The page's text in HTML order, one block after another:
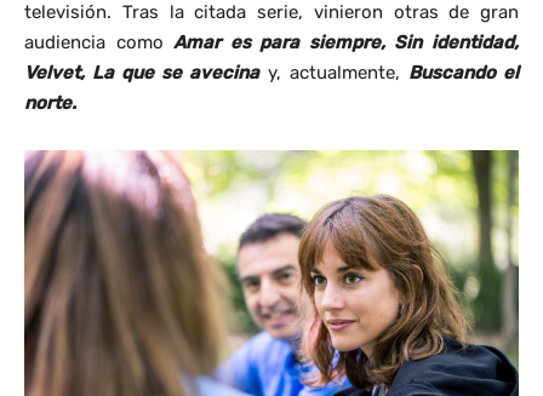
televisión. Tras la citada serie, vinieron otras de gran
audiencia comoAmar es para siempre, Sin identidad,
Velvet, La que se avecinay, actualmente, Buscando el
norte.